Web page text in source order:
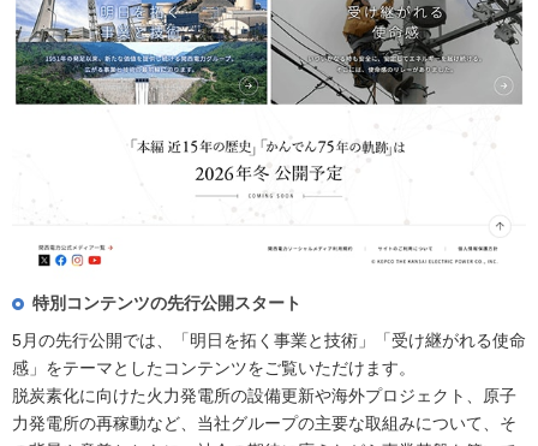
特別コンテンツの先行公開スタート
5月の先行公開では、「明日を拓く事業と技術」「受け継がれる使命
感」をテーマとしたコンテンツをご覧いただけます。
脱炭素化に向けた火力発電所の設備更新や海外プロジェクト、原子
力発電所の再稼動など、当社グループの主要な取組みについて、そ